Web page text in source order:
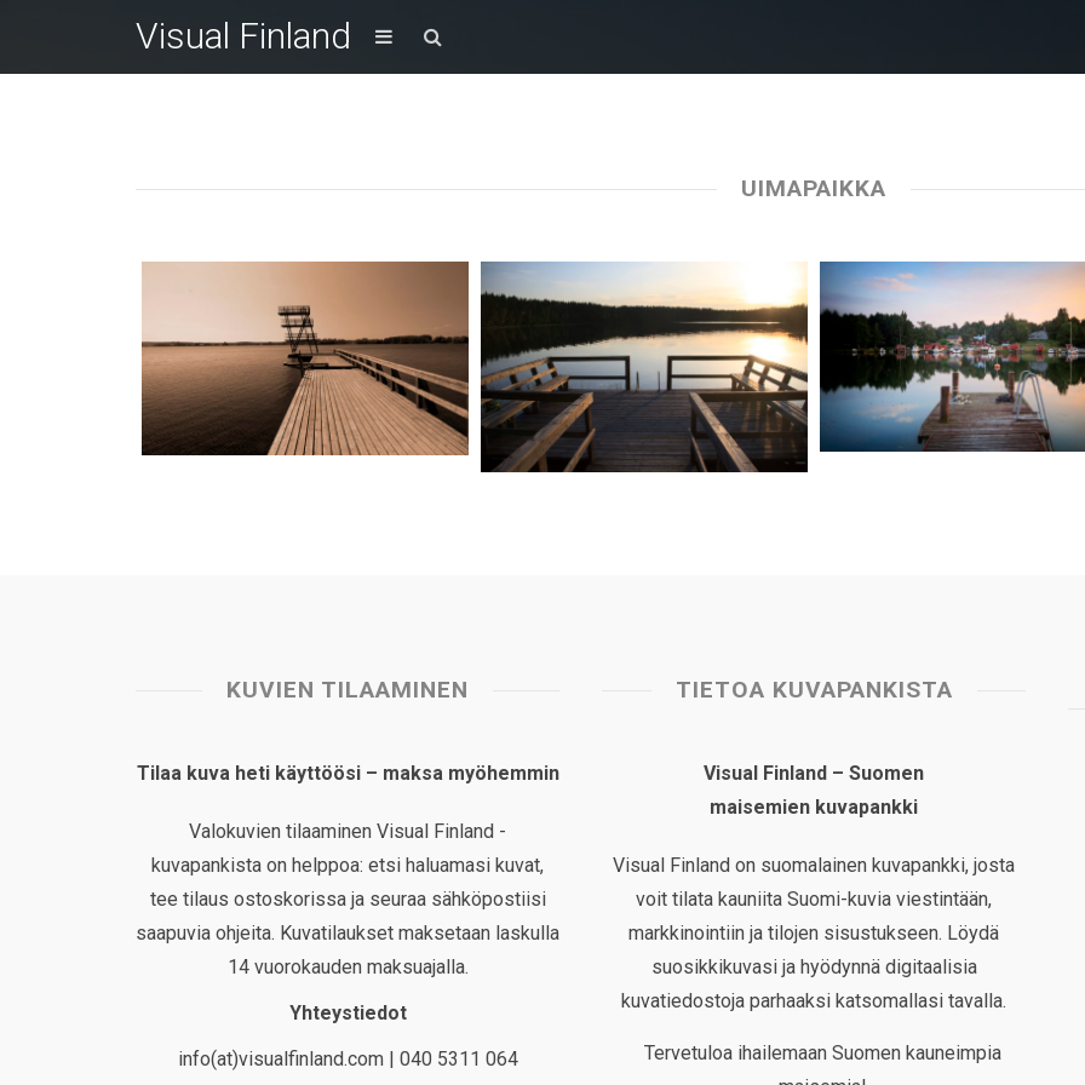
Visual Finland
UIMAPAIKKA
KUVIEN TILAAMINEN
Tilaa kuva heti käyttöösi – maksa myöhemmin
Valokuvien tilaaminen Visual Finland -
kuvapankista on helppoa: etsi haluamasi kuvat,
tee tilaus ostoskorissa ja seuraa sähköpostiisi
saapuvia ohjeita. Kuvatilaukset maksetaan laskulla
14 vuorokauden maksuajalla.
Yhteystiedot
info(at)visualfinland.com | 040 5311 064
TIETOA KUVAPANKISTA
Visual Finland – Suomen
maisemien kuvapankki
Visual Finland on suomalainen kuvapankki, josta
voit tilata kauniita Suomi-kuvia viestintään,
markkinointiin ja tilojen sisustukseen. Löydä
suosikkikuvasi ja hyödynnä digitaalisia
kuvatiedostoja parhaaksi katsomallasi tavalla.
Tervetuloa ihailemaan Suomen kauneimpia